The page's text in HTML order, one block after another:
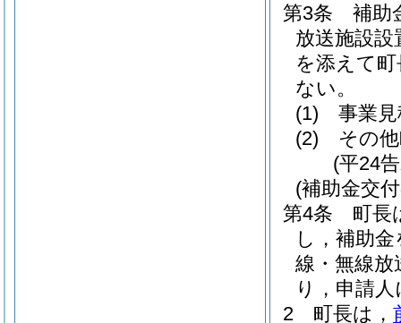
第3条
補助
放送施設設
を添えて
ない。
(1)
事業
(2)
その
(平24
(補助金交
第4条
町長
し，補助
線・無線放
り，申請
2
町長は，